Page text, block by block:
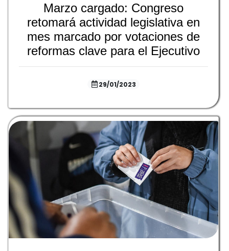
Marzo cargado: Congreso
retomará actividad legislativa en
mes marcado por votaciones de
reformas clave para el Ejecutivo
29/01/2023